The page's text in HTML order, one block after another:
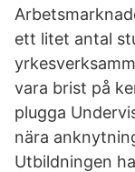
ett litet antal
vara brist på
plugga
nära
Utbildningen